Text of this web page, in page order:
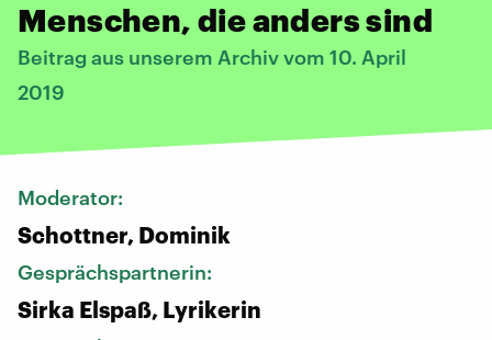
Menschen, die anders sind
Beitrag aus unserem Archiv vom 10. April
2019
Moderator:
Schottner, Dominik
Gesprächspartnerin:
Sirka Elspaß, Lyrikerin